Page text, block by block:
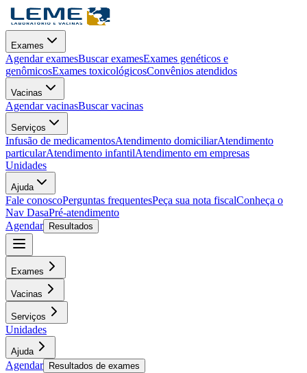
Exames
Agendar examesBuscar examesExames genéticos e
genômicosExames toxicológicosConvênios atendidos
Vacinas
Agendar vacinasBuscar vacinas
Serviços
Infusão de medicamentosAtendimento domiciliarAtendimento
particularAtendimento infantilAtendimento em empresas
Unidades
Ajuda
Fale conoscoPerguntas frequentesPeça sua nota fiscalConheça o
Nav DasaPré-atendimento
Agendar
Resultados
Exames
Vacinas
Serviços
Unidades
Ajuda
Agendar Resultados de exames